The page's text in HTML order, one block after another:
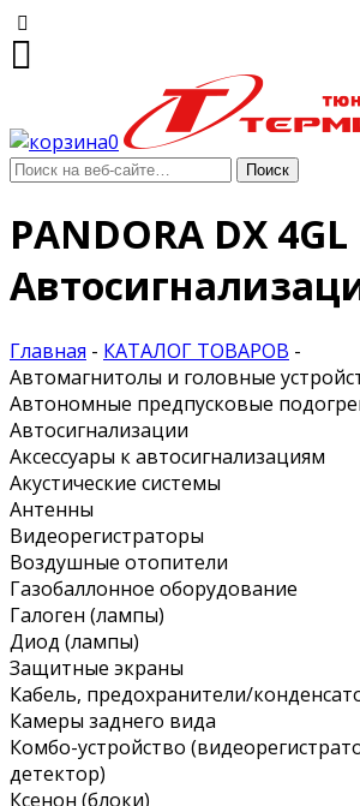
0
PANDORA DX 4GL
Главная - КАТАЛОГ ТОВАРОВ -
Автомагнитолы и головные
Автономные предпусковые
Автосигнализации
Аксессуары к автосигнализациям
Акустические системы
Антенны
Видеорегистраторы
Воздушные отопители
Газобаллонное оборудование
Галоген (лампы)
Диод (лампы)
Защитные экраны
Кабель, предохранители/
Камеры заднего вида
Комбо-устройство
детектор)
Ксенон (блоки)